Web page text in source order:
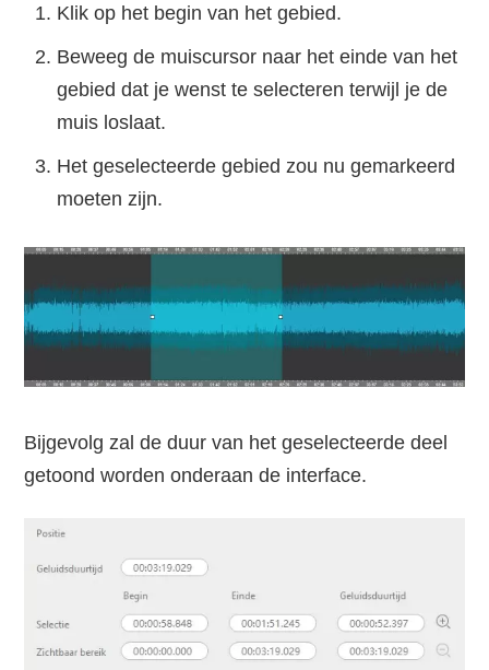
Klik op het begin van het gebied.
Beweeg de muiscursor naar het einde van het
gebied dat je wenst te selecteren terwijl je de
muis loslaat.
Het geselecteerde gebied zou nu gemarkeerd
moeten zijn.
Bijgevolg zal de duur van het geselecteerde deel
getoond worden onderaan de interface.